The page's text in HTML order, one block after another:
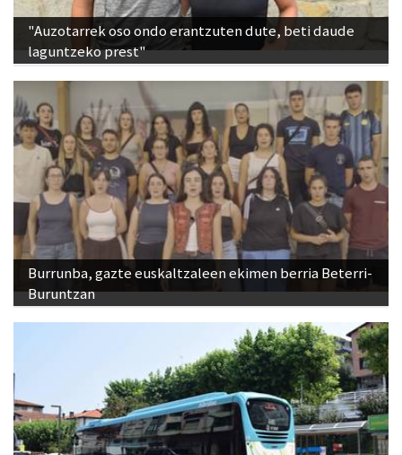
"Auzotarrek oso ondo erantzuten dute, beti daude
laguntzeko prest"
Burrunba, gazte euskaltzaleen ekimen berria Beterri-
Buruntzan